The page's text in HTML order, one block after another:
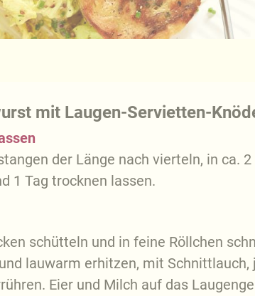
mit Laugen-Servietten-
der Länge nach vierteln, in ca. 2
1 Tag trocknen lassen.
schütteln und in feine Röllchen
lauwarm erhitzen, mit Schnittlauch,
Eier und Milch auf das